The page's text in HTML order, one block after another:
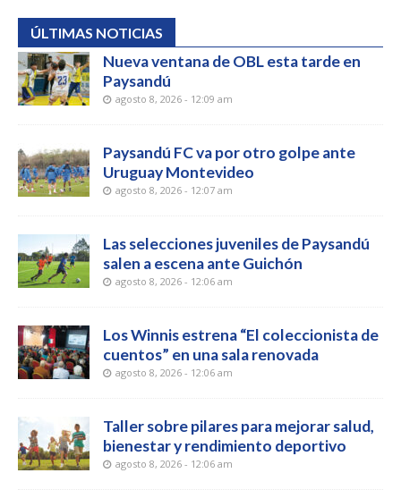
ÚLTIMAS NOTICIAS
Nueva ventana de OBL esta tarde en
Paysandú
agosto 8, 2026 - 12:09 am
Paysandú FC va por otro golpe ante
Uruguay Montevideo
agosto 8, 2026 - 12:07 am
Las selecciones juveniles de Paysandú
salen a escena ante Guichón
agosto 8, 2026 - 12:06 am
Los Winnis estrena “El coleccionista de
cuentos” en una sala renovada
agosto 8, 2026 - 12:06 am
Taller sobre pilares para mejorar salud,
bienestar y rendimiento deportivo
agosto 8, 2026 - 12:06 am